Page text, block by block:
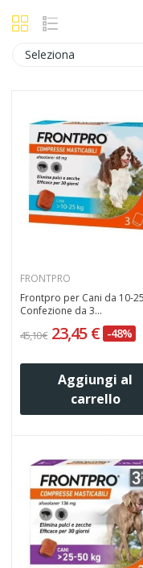
Seleziona
FRONTPRO
Frontpro per Cani da 10-
Confezione da 3...
45,10 € 23,45 € -48%
Aggiungi al
carrello